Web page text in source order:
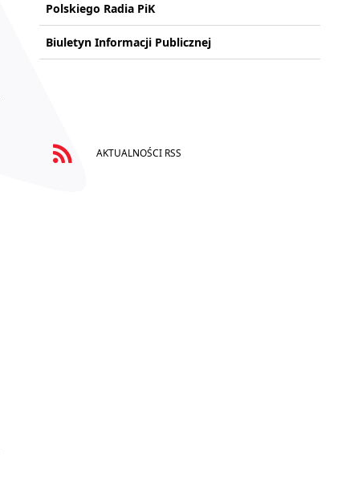
Polskiego Radia PiK
Biuletyn Informacji Publicznej
AKTUALNOŚCI RSS